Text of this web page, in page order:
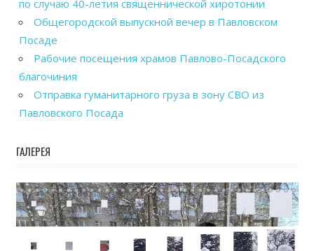
по случаю 40-летия священнической хиротонии
Общегородской выпускной вечер в Павловском
Посаде
Рабочие посещения храмов Павлово-Посадского
благочиния
Отправка гуманитарного груза в зону СВО из
Павловского Посада
ГАЛЕРЕЯ